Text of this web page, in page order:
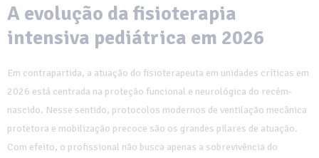
A evolução da fisioterapia
intensiva pediátrica em 2026
Em contrapartida, a atuação do fisioterapeuta em unidades críticas em
2026 está centrada na proteção funcional e neurológica do recém-
nascido. Nesse sentido, protocolos modernos de ventilação mecânica
protetora e mobilização precoce são os grandes pilares de atuação.
Com efeito, o profissional não busca apenas a sobrevivência do